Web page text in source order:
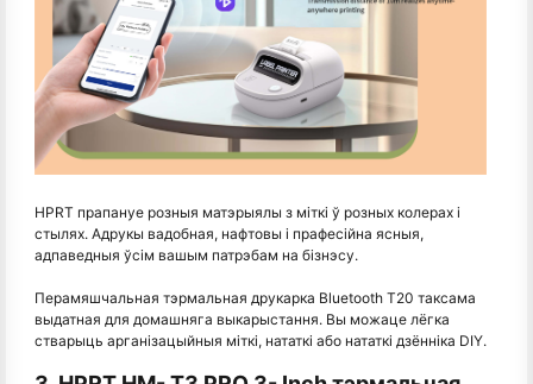
HPRT прапануе розныя матэрыялы з міткі ў розных колерах і
стылях. Адрукы вадобная, нафтовы і прафесійна ясныя,
адпаведныя ўсім вашым патрэбам на бізнэсу.
Перамяшчальная тэрмальная друкарка Bluetooth T20 таксама
выдатная для домашняга выкарыстання. Вы можаце лёгка
стварыць арганізацыйныя міткі, нататкі або нататкі дзённіка DIY.